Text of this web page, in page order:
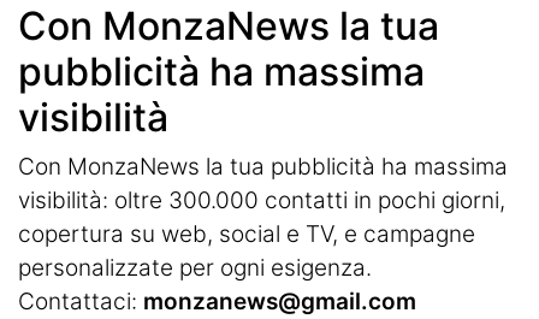
Con MonzaNews la tua
pubblicità ha massima
visibilità
Con MonzaNews la tua pubblicità ha massima
visibilità: oltre 300.000 contatti in pochi giorni,
copertura su web, social e TV, e campagne
personalizzate per ogni esigenza.
Contattaci: monzanews@gmail.com